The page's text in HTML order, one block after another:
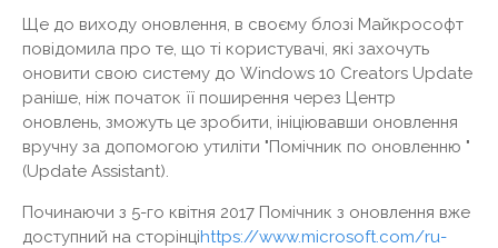
Ще до виходу оновлення, в своєму блозі Майкрософт
повідомила про те, що ті користувачі, які захочуть
оновити свою систему до Windows 10 Creators Update
раніше, ніж початок її поширення через Центр
оновлень, зможуть це зробити, ініціювавши оновлення
вручну за допомогою утиліти "Помічник по оновленню "
(Update Assistant).
Починаючи з 5-го квітня 2017 Помічник з оновлення вже
доступний на сторінціhttps://www.microsoft.com/ru-